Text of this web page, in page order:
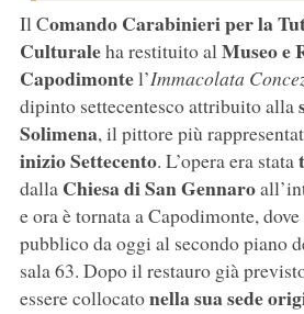
Il Comando Carabinieri per la
Culturaleha restituito alMuseo e
Capodimontel’Immacolata
dipinto settecentesco attribuito alla
Solimena, il pittore più
inizio Settecento. L’opera era stata
dalla Chiesa di San Gennaro
e ora è tornata a Capodimonte,
pubblico da oggi al secondo piano
sala 63. Dopo il restauro già
essere collocatonella sua sede